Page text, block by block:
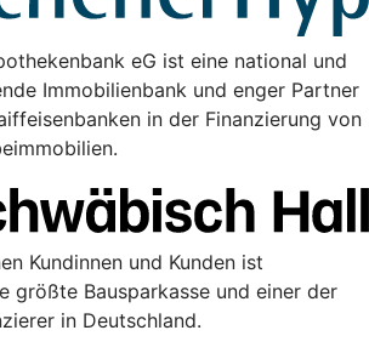
eG ist eine national und
Immobilienbank und enger Partner
in der Finanzierung von
Kundinnen und Kunden ist
größte Bausparkasse und einer der
in Deutschland.